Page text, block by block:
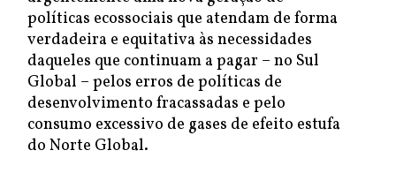
políticas ecossociais que atendam de forma
verdadeira e equitativa às necessidades
daqueles que continuam a pagar – no Sul
Global – pelos erros de políticas de
desenvolvimento fracassadas e pelo
consumo excessivo de gases de efeito estufa
do Norte Global.